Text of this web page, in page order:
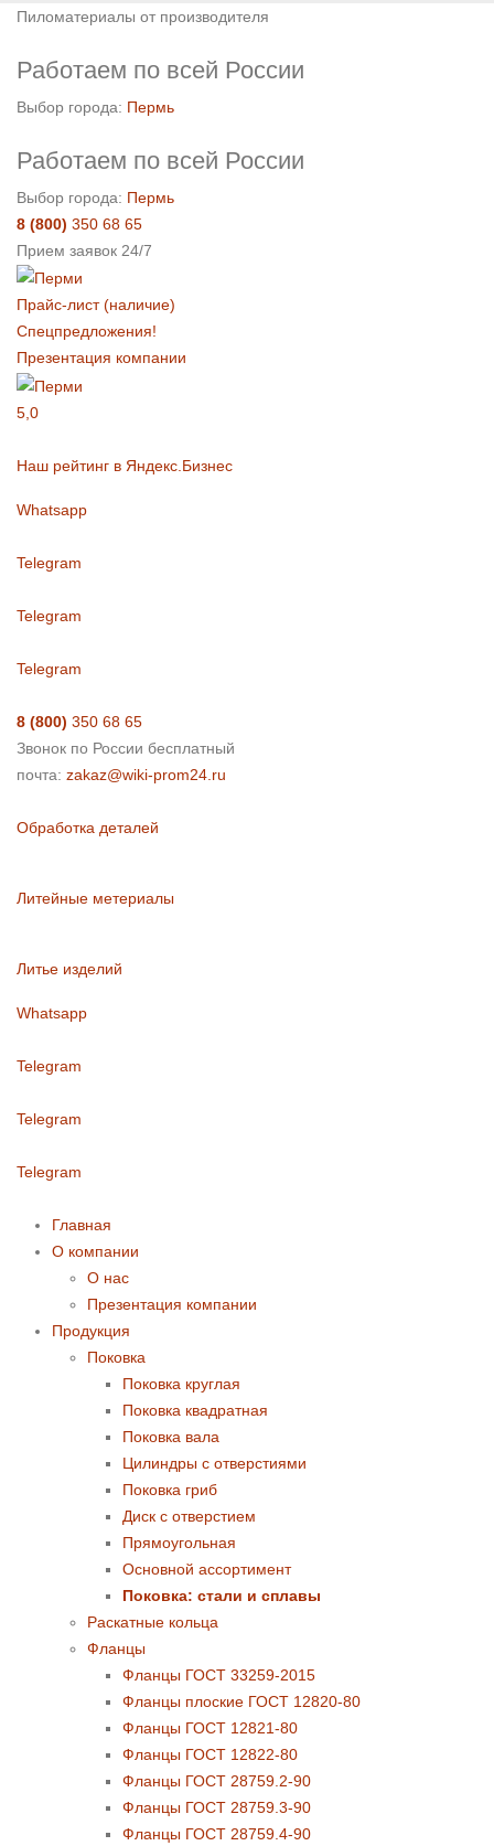
Пиломатериалы от производителя
Работаем по всей России
Выбор города: Пермь
Работаем по всей России
Выбор города: Пермь
8 (800) 350 68 65
Прием заявок 24/7
Прайс-лист (наличие)
Спецпредложения!
Презентация компании
5,0
Наш рейтинг в Яндекс.Бизнес
Whatsapp
Telegram
Telegram
Telegram
8 (800) 350 68 65
Звонок по России бесплатный
почта: zakaz@wiki-prom24.ru
Обработка деталей
Литейные метериалы
Литье изделий
Whatsapp
Telegram
Telegram
Telegram
Главная
О компании
О нас
Презентация компании
Продукция
Поковка
Поковка круглая
Поковка квадратная
Поковка вала
Цилиндры с отверстиями
Поковка гриб
Диск с отверстием
Прямоугольная
Основной ассортимент
Поковка: cтали и сплавы
Раскатные кольца
Фланцы
Фланцы ГОСТ 33259-2015
Фланцы плоские ГОСТ 12820-80
Фланцы ГОСТ 12821-80
Фланцы ГОСТ 12822-80
Фланцы ГОСТ 28759.2-90
Фланцы ГОСТ 28759.3-90
Фланцы ГОСТ 28759.4-90